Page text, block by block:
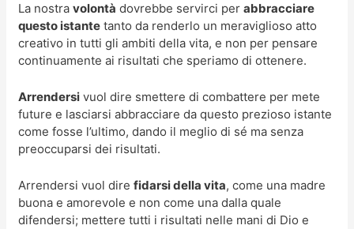
La nostravolontà dovrebbe servirci perabbracciare
questo istante tanto da renderlo un meraviglioso atto
creativo in tutti gli ambiti della vita, e non per pensare
continuamente ai risultati che speriamo di ottenere.
Arrendersi vuol dire smettere di combattere per mete
future e lasciarsi abbracciare da questo prezioso istante
come fosse l’ultimo, dando il meglio di sé ma senza
preoccuparsi dei risultati.
Arrendersi vuol direfidarsi della vita, come una madre
buona e amorevole e non come una dalla quale
difendersi; mettere tutti i risultati nelle mani di Dio e